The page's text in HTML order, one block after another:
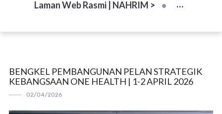
Laman Web Rasmi | NAHRIM >
BENGKEL PEMBANGUNAN PELAN STRATEGIK
KEBANGSAAN ONE HEALTH | 1-2 APRIL 2026
02/04/2026